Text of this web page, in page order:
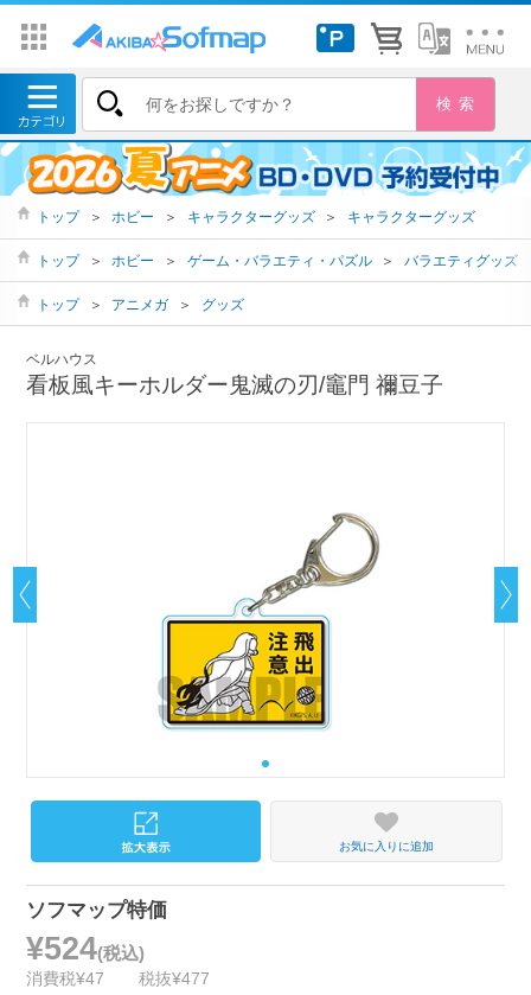
トップ ＞ ホビー ＞ キャラクターグッズ ＞ キャラクターグッズ
トップ ＞ ホビー ＞ ゲーム・バラエティ・パズル ＞ バラエティグッズ
トップ ＞ アニメガ ＞ グッズ
ベルハウス
看板風キーホルダー鬼滅の刃/竈門 禰豆子
お気に入りに追加
ソフマップ特価
¥524(税込)
消費税¥47 税抜¥477